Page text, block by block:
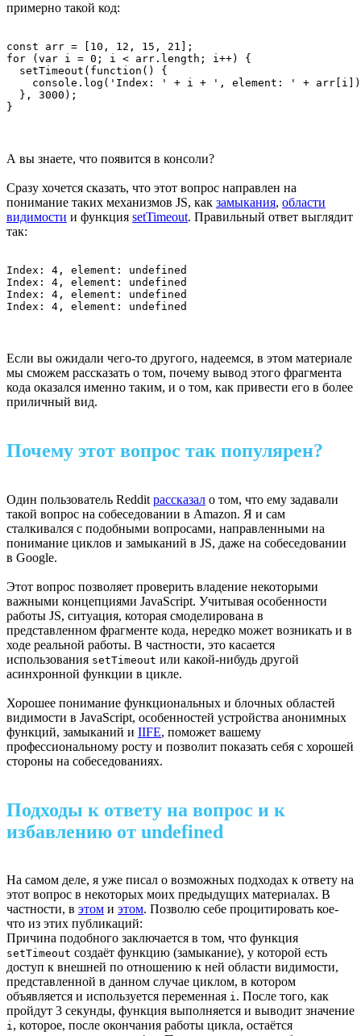
примерно такой код:
const arr = [10, 12, 15, 21];
for (var i = 0; i < arr.length; i++) {
setTimeout(function() {
console.log('Index: ' + i + ', element: ' +
}, 3000);
}
А вы знаете, что появится в консоли?
Сразу хочется сказать, что этот вопрос направлен на
понимание таких механизмов JS, как замыкания, области
видимости и функция setTimeout. Правильный ответ выглядит
так:
Index: 4, element: undefined
Index: 4, element: undefined
Index: 4, element: undefined
Index: 4, element: undefined
Если вы ожидали чего-то другого, надеемся, в этом материале
мы сможем рассказать о том, почему вывод этого фрагмента
кода оказался именно таким, и о том, как привести его в более
приличный вид.
Почему этот вопрос так популярен?
Один пользователь Reddit рассказал о том, что ему задавали
такой вопрос на собеседовании в Amazon. Я и сам
сталкивался с подобными вопросами, направленными на
понимание циклов и замыканий в JS, даже на собеседовании
в Google.
Этот вопрос позволяет проверить владение некоторыми
важными концепциями JavaScript. Учитывая особенности
работы JS, ситуация, которая смоделирована в
представленном фрагменте кода, нередко может возникать и в
ходе реальной работы. В частности, это касается
использования setTimeout или какой-нибудь другой
асинхронной функции в цикле.
Хорошее понимание функциональных и блочных областей
видимости в JavaScript, особенностей устройства анонимных
функций, замыканий и IIFE, поможет вашему
профессиональному росту и позволит показать себя с хорошей
стороны на собеседованиях.
Подходы к ответу на вопрос и к
избавлению от undefined
На самом деле, я уже писал о возможных подходах к ответу на
этот вопрос в некоторых моих предыдущих материалах. В
частности, в этом и этом. Позволю себе процитировать кое-
что из этих публикаций:
Причина подобного заключается в том, что функция
setTimeout создаёт функцию (замыкание), у которой есть
доступ к внешней по отношению к ней области видимости,
представленной в данном случае циклом, в котором
объявляется и используется переменная i. После того, как
пройдут 3 секунды, функция выполняется и выводит значение
i, которое, после окончания работы цикла, остаётся